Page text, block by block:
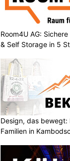
Room4U AG:
& Self Storage in 5
Design, das bewegt:
Familien in